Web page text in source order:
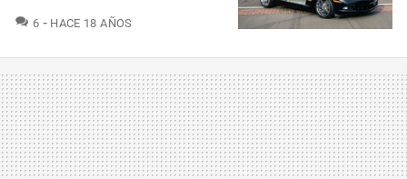
6 COMENTARIOS
HACE 18 AÑOS